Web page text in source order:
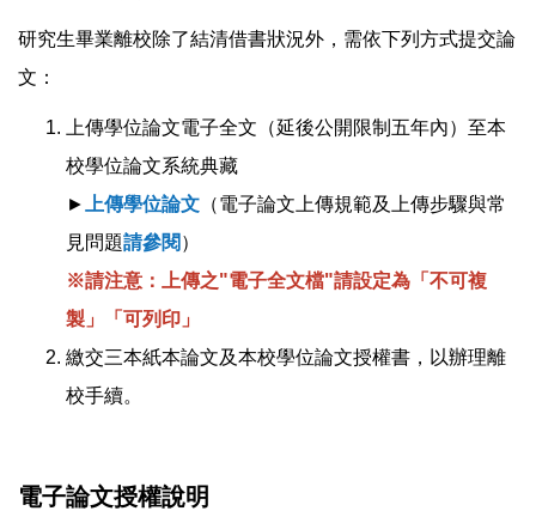
研究生畢業離校除了結清借書狀況外，需依下列方式提交論
文：
上傳學位論文電子全文（延後公開限制五年內）至本
校學位論文系統典藏
►
上傳學位論文 （電子論文上傳規範及上傳步驟與常
見問題請參閱 ）
※請注意：上傳之"電子全文檔"請設定為「不可複
製」「可列印」
繳交三本紙本論文及本校學位論文授權書，以辦理離
校手續。
電子論文授權說明